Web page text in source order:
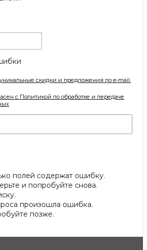
уникальные скидки и предложения по e-mail.
с Политикой по обработке и передаче
полей содержат ошибку.
и попробуйте снова.
произошла ошибка.
позже.